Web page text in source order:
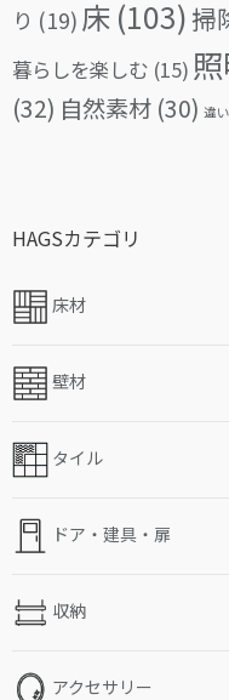
り (19) 床 (103)掃
暮らしを楽しむ (15)
(32) 自然素材 (30) 違い
HAGSカテゴリ
床材
壁材
タイル
ドア・建具・扉
収納
アクセサリー